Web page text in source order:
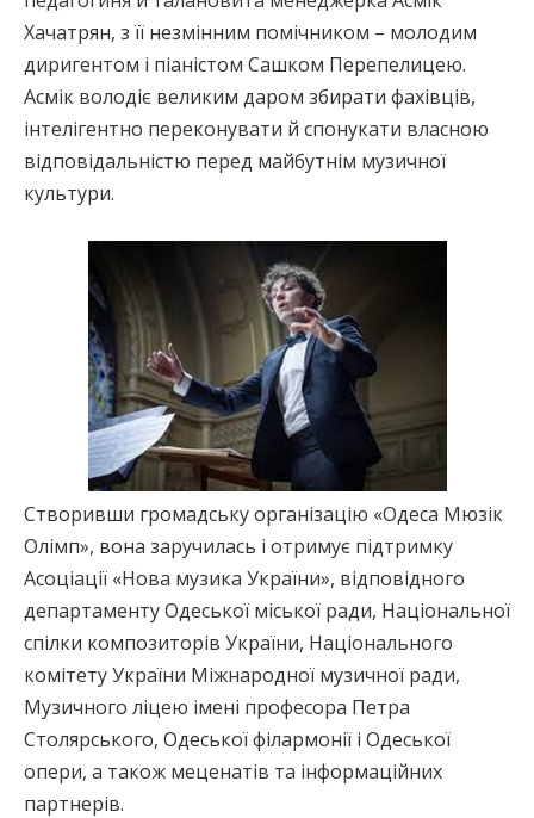
Хачатрян, з її незмінним помічником – молодим
диригентом і піаністом Сашком Перепелицею.
Асмік володіє великим даром збирати фахівців,
інтелігентно переконувати й спонукати власною
відповідальністю перед майбутнім музичної
культури.
Створивши громадську організацію «Одеса Мюзік
Олімп», вона заручилась і отримує підтримку
Асоціації «Нова музика України», відповідного
департаменту Одеської міської ради, Національної
спілки композиторів України, Національного
комітету України Міжнародної музичної ради,
Музичного ліцею імені професора Петра
Столярського, Одеської філармонії і Одеської
опери, а також меценатів та інформаційних
партнерів.